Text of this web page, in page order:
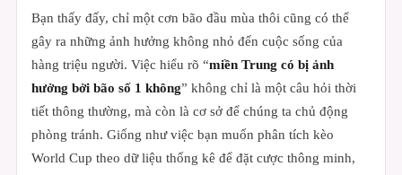
Bạn thấy đấy, chỉ một cơn bão đầu mùa thôi cũng có thể
gây ra những ảnh hưởng không nhỏ đến cuộc sống của
hàng triệu người. Việc hiểu rõ “miền Trung có bị ảnh
hưởng bởi bão số 1 không” không chỉ là một câu hỏi thời
tiết thông thường, mà còn là cơ sở để chúng ta chủ động
phòng tránh. Giống như việc bạn muốn phân tích kèo
World Cup theo dữ liệu thống kê để đặt cược thông minh,